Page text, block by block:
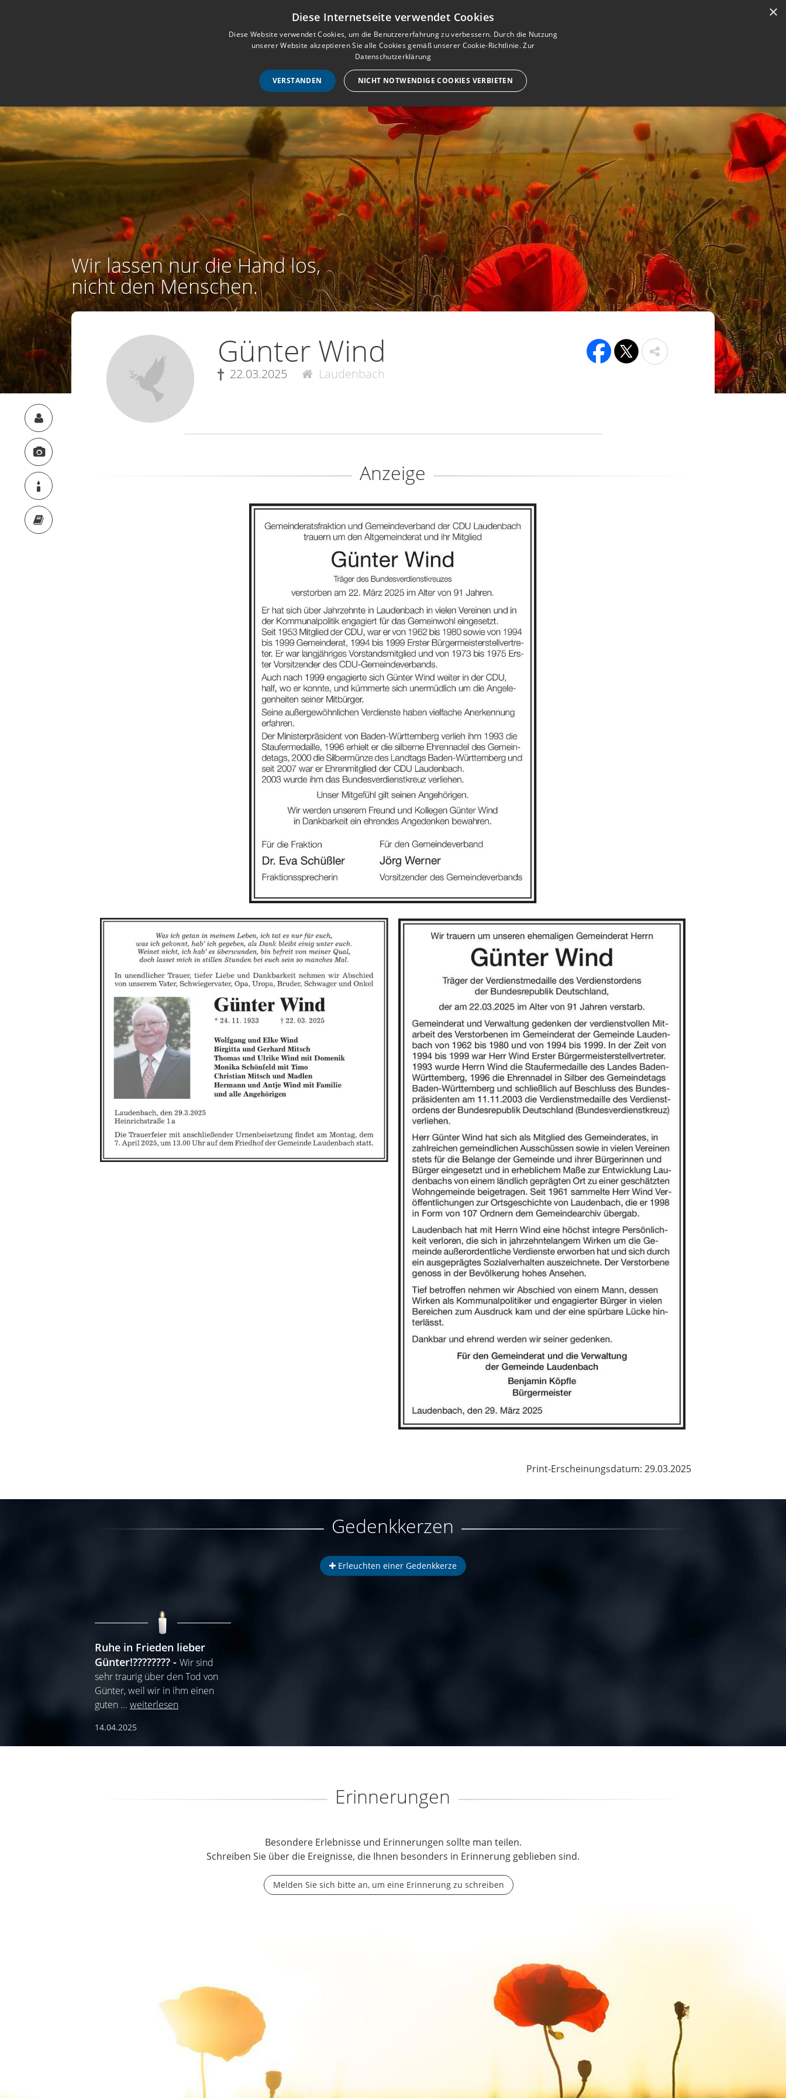
Musterbuch für Traueranzeigen
STARTSEITE HILFE IM TRAUERFALL
Wir lassen nur die Hand los,
nicht den Menschen.
Günter Wind
22.03.2025 Laudenbach
Anzeige
Print-Erscheinungsdatum: 29.03.2025
Gedenkkerzen
Erleuchten einer Gedenkkerze
Ruhe in Frieden lieber
Günter!????????
Wir sind
sehr traurig über den Tod von
Günter, weil wir in ihm einen
guten ... weiterlesen
14.04.2025
Erinnerungen
Besondere Erlebnisse und Erinnerungen sollte man teilen.
Schreiben Sie über die Ereignisse, die Ihnen besonders in Erinnerung geblieben sind.
Melden Sie sich bitte an, um eine Erinnerung zu schreiben
×
Diese Internetseite verwendet Cookies
Diese Website verwendet Cookies, um die Benutzererfahrung zu verbessern. Durch die Nutzung
unserer Website akzeptieren Sie alle Cookies gemäß unserer Cookie-Richtlinie.Zur
Datenschutzerklärung
VERSTANDEN NICHT NOTWENDIGE COOKIES VERBIETEN